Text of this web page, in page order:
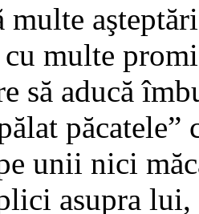
multe
multe
să aducă
unii nici
asupra